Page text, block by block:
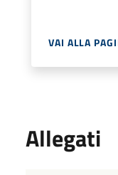
VAI ALLA
Allegati